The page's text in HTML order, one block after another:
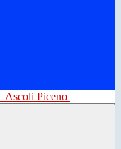
Ascoli Piceno